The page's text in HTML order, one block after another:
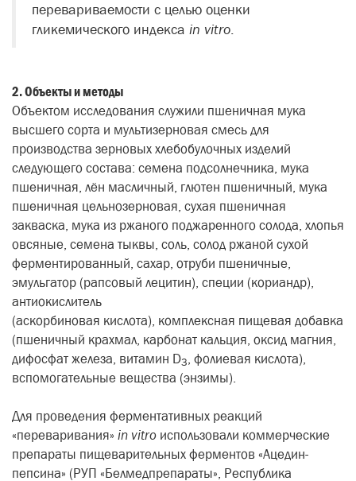
перевариваемости с целью оценки
гликемического индекса in vitro.
2. Объекты и методы
Объектом исследования служили пшеничная мука
высшего сорта и мультизерновая смесь для
производства зерновых хлебобулочных изделий
следующего состава: семена подсолнечника, мука
пшеничная, лён масличный, глютен пшеничный, мука
пшеничная цельнозерновая, сухая пшеничная
закваска, мука из ржаного поджаренного солода, хлопья
овсяные, семена тыквы, соль, солод ржаной сухой
ферментированный, сахар, отруби пшеничные,
эмульгатор (рапсовый лецитин), специи (кориандр),
антиокислитель
(аскорбиновая кислота), комплексная пищевая добавка
(пшеничный крахмал, карбонат кальция, оксид магния,
дифосфат железа, витамин D3, фолиевая кислота),
вспомогательные вещества (энзимы).
Для проведения ферментативных реакций
«переваривания» in vitro использовали коммерческие
препараты пищеварительных ферментов «Ацедин-
пепсина» (РУП «Белмедпрепараты», Республика